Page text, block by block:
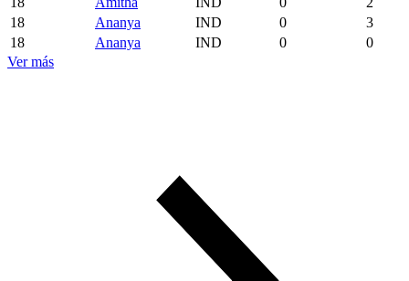
18
Ananya IND 0
3
18
Ananya IND 0
0
Ver más